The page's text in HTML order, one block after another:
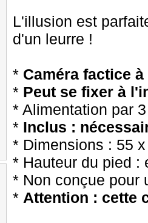
L'illusion est
d'un leurre !
* Caméra factice
* Peut se fixer à
* Alimentation par
* Inclus :
* Dimensions : 55
* Hauteur du pied :
* Non conçue pour
* Attention : cette